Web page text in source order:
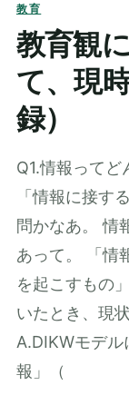
教育
教育観
て、現
録）
Q1.情報ってど
「情報に接す
問かなあ。 情
あって。 「情
を起こすもの
いたとき、現
A.DIKWモデ
報」（